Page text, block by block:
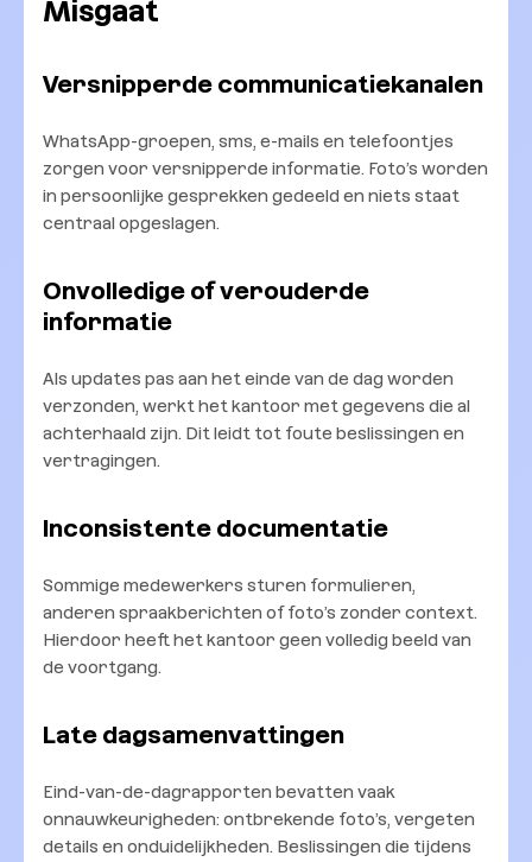
Misgaat
Versnipperde communicatiekanalen
WhatsApp-groepen, sms, e-mails en telefoontjes
zorgen voor versnipperde informatie. Foto’s worden
in persoonlijke gesprekken gedeeld en niets staat
centraal opgeslagen.
Onvolledige of verouderde
informatie
Als updates pas aan het einde van de dag worden
verzonden, werkt het kantoor met gegevens die al
achterhaald zijn. Dit leidt tot foute beslissingen en
vertragingen.
Inconsistente documentatie
Sommige medewerkers sturen formulieren,
anderen spraakberichten of foto’s zonder context.
Hierdoor heeft het kantoor geen volledig beeld van
de voortgang.
Late dagsamenvattingen
Eind-van-de-dagrapporten bevatten vaak
onnauwkeurigheden: ontbrekende foto’s, vergeten
details en onduidelijkheden. Beslissingen die tijdens